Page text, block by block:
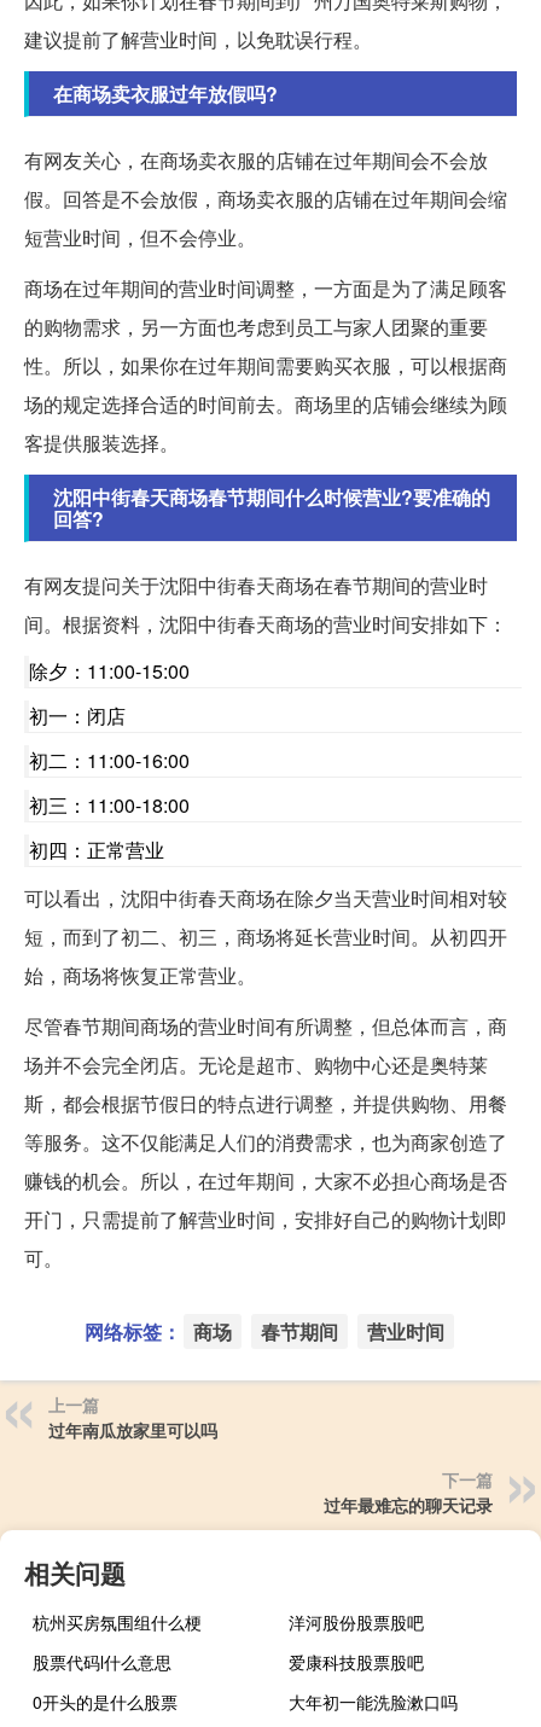
建议提前了解营业时间，以免耽误行程。
在商场卖衣服过年放假吗?
有网友关心，在商场卖衣服的店铺在过年期间会不会放
假。回答是不会放假，商场卖衣服的店铺在过年期间会缩
短营业时间，但不会停业。
商场在过年期间的营业时间调整，一方面是为了满足顾客
的购物需求，另一方面也考虑到员工与家人团聚的重要
性。所以，如果你在过年期间需要购买衣服，可以根据商
场的规定选择合适的时间前去。商场里的店铺会继续为顾
客提供服装选择。
沈阳中街春天商场春节期间什么时候营业?要准确的
回答?
有网友提问关于沈阳中街春天商场在春节期间的营业时
间。根据资料，沈阳中街春天商场的营业时间安排如下：
除夕：11:00-15:00
初一：闭店
初二：11:00-16:00
初三：11:00-18:00
初四：正常营业
可以看出，沈阳中街春天商场在除夕当天营业时间相对较
短，而到了初二、初三，商场将延长营业时间。从初四开
始，商场将恢复正常营业。
尽管春节期间商场的营业时间有所调整，但总体而言，商
场并不会完全闭店。无论是超市、购物中心还是奥特莱
斯，都会根据节假日的特点进行调整，并提供购物、用餐
等服务。这不仅能满足人们的消费需求，也为商家创造了
赚钱的机会。所以，在过年期间，大家不必担心商场是否
开门，只需提前了解营业时间，安排好自己的购物计划即
可。
网络标签： 商场 春节期间 营业时间
上一篇
过年南瓜放家里可以吗
下一篇
过年最难忘的聊天记录
相关问题
杭州买房氛围组什么梗
洋河股份股票股吧
股票代码l什么意思
爱康科技股票股吧
0开头的是什么股票
大年初一能洗脸漱口吗